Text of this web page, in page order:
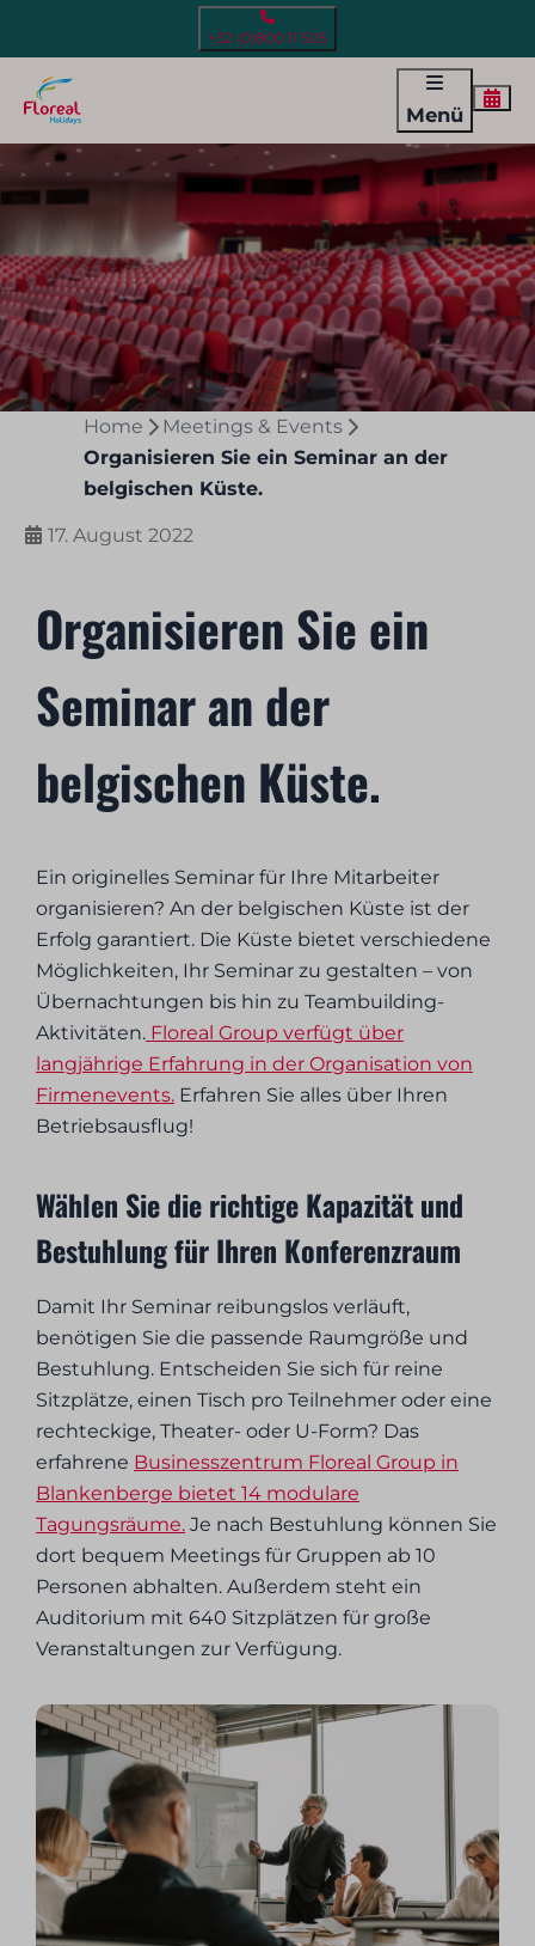
+32 (0)800 11 505
Menü
Home
Meetings & Events
Organisieren Sie ein Seminar an der
belgischen Küste.
17. August 2022
Organisieren Sie ein
Seminar an der
belgischen Küste.
Ein originelles Seminar für Ihre Mitarbeiter
organisieren? An der belgischen Küste ist der
Erfolg garantiert. Die Küste bietet verschiedene
Möglichkeiten, Ihr Seminar zu gestalten – von
Übernachtungen bis hin zu Teambuilding-
Aktivitäten. Floreal Group verfügt über
langjährige Erfahrung in der Organisation von
Firmenevents. Erfahren Sie alles über Ihren
Betriebsausflug!
Wählen Sie die richtige Kapazität und
Bestuhlung für Ihren Konferenzraum
Damit Ihr Seminar reibungslos verläuft,
benötigen Sie die passende Raumgröße und
Bestuhlung. Entscheiden Sie sich für reine
Sitzplätze, einen Tisch pro Teilnehmer oder eine
rechteckige, Theater- oder U-Form? Das
erfahrene Businesszentrum Floreal Group in
Blankenberge bietet 14 modulare
Tagungsräume. Je nach Bestuhlung können Sie
dort bequem Meetings für Gruppen ab 10
Personen abhalten. Außerdem steht ein
Auditorium mit 640 Sitzplätzen für große
Veranstaltungen zur Verfügung.